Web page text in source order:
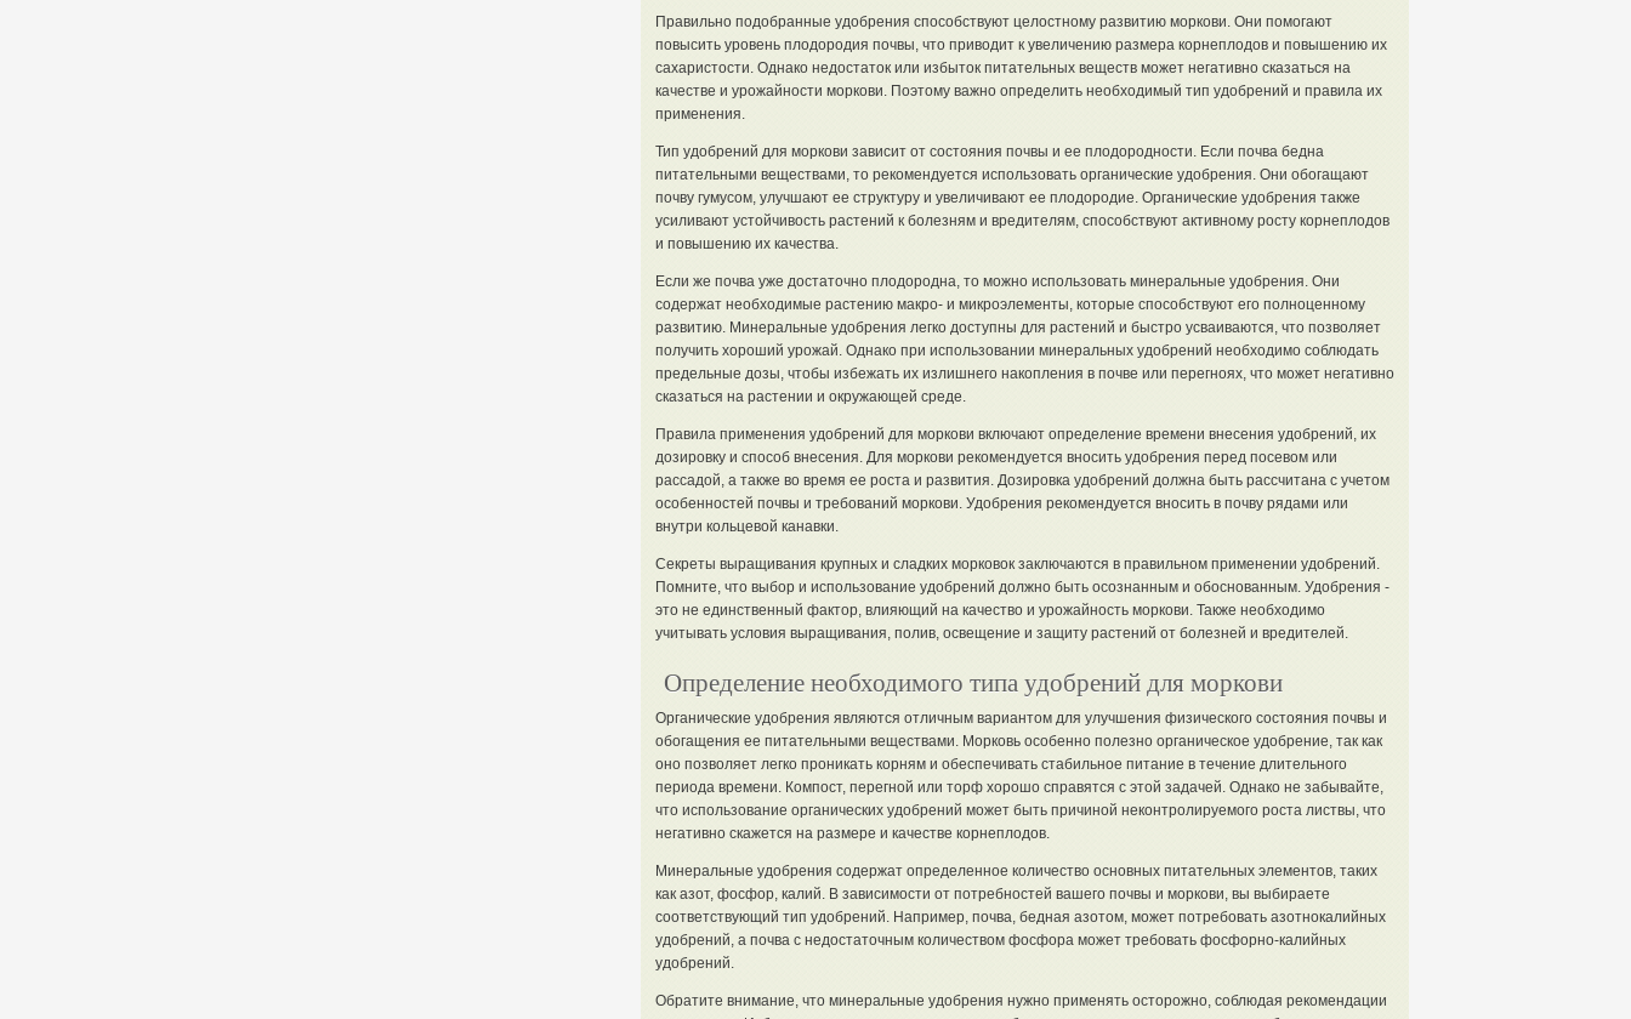
Правильно подобранные удобрения способствуют целостному развитию моркови. Они помогают
повысить уровень плодородия почвы, что приводит к увеличению размера корнеплодов и повышению их
сахаристости. Однако недостаток или избыток питательных веществ может негативно сказаться на
качестве и урожайности моркови. Поэтому важно определить необходимый тип удобрений и правила их
применения.
Тип удобрений для моркови зависит от состояния почвы и ее плодородности. Если почва бедна
питательными веществами, то рекомендуется использовать органические удобрения. Они обогащают
почву гумусом, улучшают ее структуру и увеличивают ее плодородие. Органические удобрения также
усиливают устойчивость растений к болезням и вредителям, способствуют активному росту корнеплодов
и повышению их качества.
Если же почва уже достаточно плодородна, то можно использовать минеральные удобрения. Они
содержат необходимые растению макро- и микроэлементы, которые способствуют его полноценному
развитию. Минеральные удобрения легко доступны для растений и быстро усваиваются, что позволяет
получить хороший урожай. Однако при использовании минеральных удобрений необходимо соблюдать
предельные дозы, чтобы избежать их излишнего накопления в почве или перегноях, что может негативно
сказаться на растении и окружающей среде.
Правила применения удобрений для моркови включают определение времени внесения удобрений, их
дозировку и способ внесения. Для моркови рекомендуется вносить удобрения перед посевом или
рассадой, а также во время ее роста и развития. Дозировка удобрений должна быть рассчитана с учетом
особенностей почвы и требований моркови. Удобрения рекомендуется вносить в почву рядами или
внутри кольцевой канавки.
Секреты выращивания крупных и сладких морковок заключаются в правильном применении удобрений.
Помните, что выбор и использование удобрений должно быть осознанным и обоснованным. Удобрения -
это не единственный фактор, влияющий на качество и урожайность моркови. Также необходимо
учитывать условия выращивания, полив, освещение и защиту растений от болезней и вредителей.
Определение необходимого типа удобрений для моркови
Органические удобрения являются отличным вариантом для улучшения физического состояния почвы и
обогащения ее питательными веществами. Морковь особенно полезно органическое удобрение, так как
оно позволяет легко проникать корням и обеспечивать стабильное питание в течение длительного
периода времени. Компост, перегной или торф хорошо справятся с этой задачей. Однако не забывайте,
что использование органических удобрений может быть причиной неконтролируемого роста листвы, что
негативно скажется на размере и качестве корнеплодов.
Минеральные удобрения содержат определенное количество основных питательных элементов, таких
как азот, фосфор, калий. В зависимости от потребностей вашего почвы и моркови, вы выбираете
соответствующий тип удобрений. Например, почва, бедная азотом, может потребовать азотнокалийных
удобрений, а почва с недостаточным количеством фосфора может требовать фосфорно-калийных
удобрений.
Обратите внимание, что минеральные удобрения нужно применять осторожно, соблюдая рекомендации